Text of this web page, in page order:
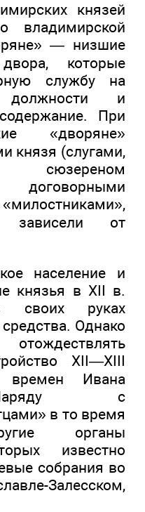
князей
владимирской
— низшие
которые
службу на
должности и
При
«дворяне»
князя (слугами,
зависели от
население и
князья в XII в.
своих руках
Однако
XII—XIII
Ивана
с
в то время
органы
известно
собрания во
Залесском,